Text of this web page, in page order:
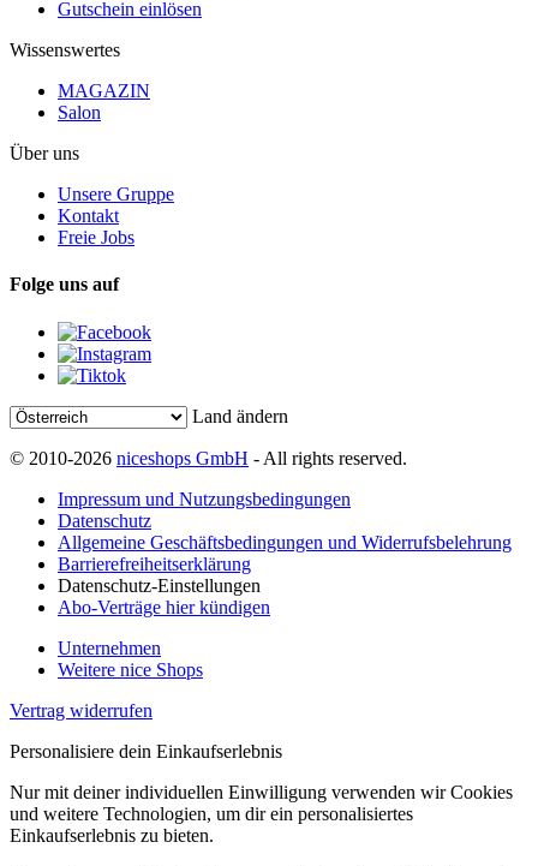
Gutschein einlösen
Wissenswertes
MAGAZIN
Salon
Über uns
Unsere Gruppe
Kontakt
Freie Jobs
Folge uns auf
Land ändern
© 2010-2026 niceshops GmbH - All rights reserved.
Impressum und Nutzungsbedingungen
Datenschutz
Allgemeine Geschäftsbedingungen und Widerrufsbelehrung
Barrierefreiheitserklärung
Datenschutz-Einstellungen
Abo-Verträge hier kündigen
Unternehmen
Weitere nice Shops
Vertrag widerrufen
Personalisiere dein Einkaufserlebnis
Nur mit deiner individuellen Einwilligung verwenden wir Cookies
und weitere Technologien, um dir ein personalisiertes
Einkaufserlebnis zu bieten.